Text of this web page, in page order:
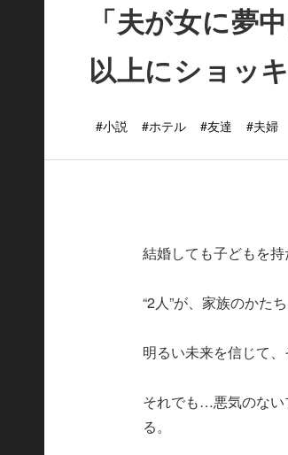
「夫が女に夢
以上にショッ
#小説 #ホテル #友達 #夫婦
結婚しても子どもを
“2人”が、家族のかたち
明るい未来を信じて、
それでも…悪気のない
る。